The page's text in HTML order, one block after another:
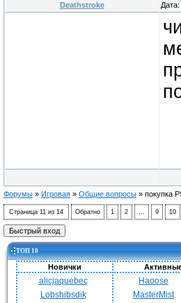
Deathstroke
Форумы » Игровая » Общие вопросы » покупка
Страница 11 из 14 Обратно 1 2 … 9 10
ТОП 10
Новички
alicjaquebec
Lobshibsdik
Haoose
MasterMist